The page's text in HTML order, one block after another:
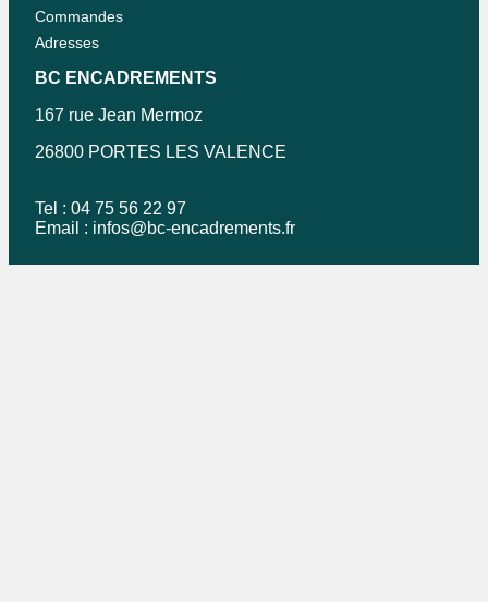
Commandes
Adresses
BC ENCADREMENTS
167 rue Jean Mermoz
26800 PORTES LES VALENCE
Tel : 04 75 56 22 97
Email : infos@bc-encadrements.fr